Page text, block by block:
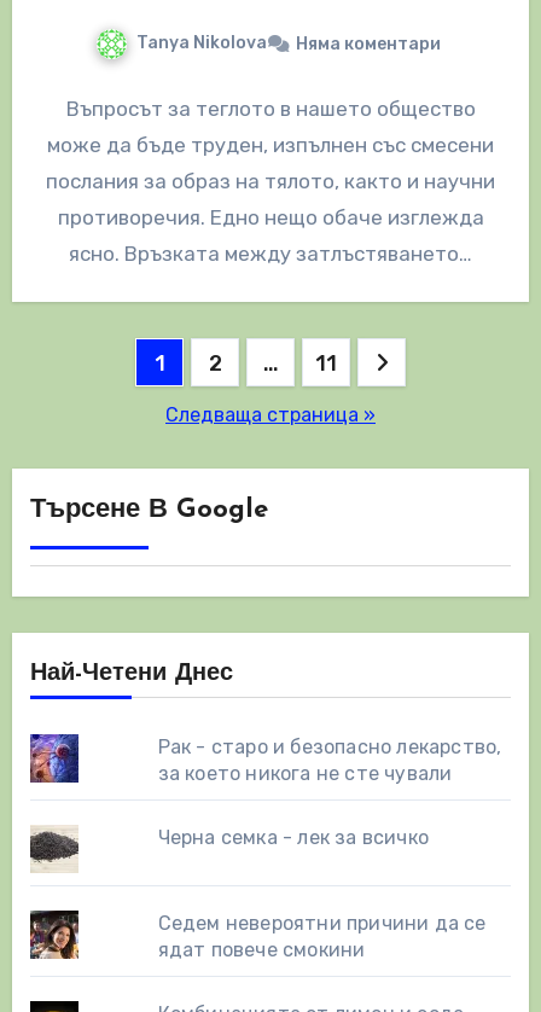
Tanya Nikolova Няма коментари
Въпросът за теглото в нашето общество
може да бъде труден, изпълнен със смесени
послания за образ на тялото, както и научни
противоречия. Едно нещо обаче изглежда
ясно. Връзката между затлъстяването…
Разделяне
публикациите
на
страници
1 2 … 11
Следваща страница »
Търсене В Google
Най-Четени Днес
Рак - старо и безопасно лекарство,
за което никога не сте чували
Черна семка - лек за всичко
Седем невероятни причини да се
ядат повече смокини